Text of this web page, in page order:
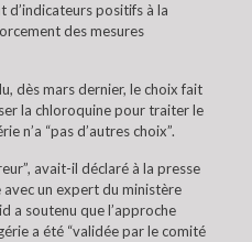
d’indicateurs positifs à la
des mesures
dès mars dernier, le choix fait
la chloroquine pour traiter le
n’a “pas d’autres choix”.
avait-il déclaré à la presse
avec un expert du ministère
a soutenu que l’approche
a été “validée par le comité